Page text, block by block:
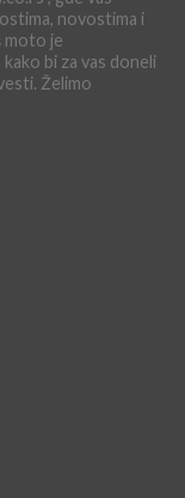
novostima i
moto je
bi za vas doneli
Želimo